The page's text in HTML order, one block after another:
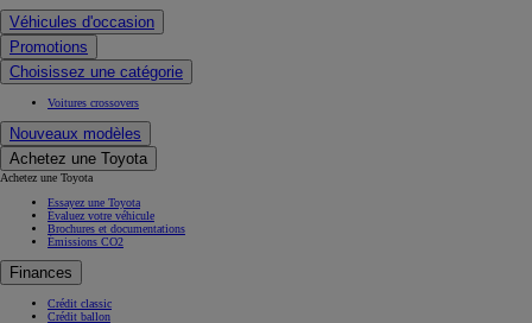
Véhicules d'occasion
Promotions
Choisissez une catégorie
Voitures crossovers
Nouveaux modèles
Achetez une Toyota
Achetez une Toyota
Essayez une Toyota
Évaluez votre véhicule
Brochures et documentations
Émissions CO2
Finances
Crédit classic
Crédit ballon